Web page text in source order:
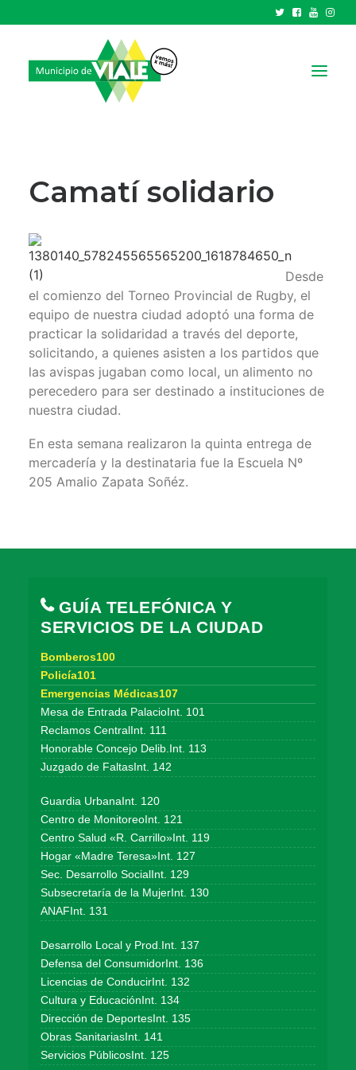
HCD
TRÁMITES Y SERVICIOS
CIUDAD
PARQUE INDUSTRIAL
RECAUDACIONES
Camatí solidario
Desde
el comienzo del Torneo Provincial de Rugby, el
equipo de nuestra ciudad adoptó una forma de
practicar la solidaridad a través del deporte,
solicitando, a quienes asisten a los partidos que
las avispas jugaban como local, un alimento no
perecedero para ser destinado a instituciones de
nuestra ciudad.
En esta semana realizaron la quinta entrega de
mercadería y la destinataria fue la Escuela Nº
205 Amalio Zapata Soñéz.
GUÍA TELEFÓNICA Y
SERVICIOS DE LA CIUDAD
Bomberos100
Policía101
Emergencias Médicas107
Mesa de Entrada PalacioInt. 101
Reclamos CentralInt. 111
Honorable Concejo Delib.Int. 113
Juzgado de FaltasInt. 142
Guardia UrbanaInt. 120
Centro de MonitoreoInt. 121
Centro Salud «R. Carrillo»Int. 119
Hogar «Madre Teresa»Int. 127
Sec. Desarrollo SocialInt. 129
Subsecretaría de la MujerInt. 130
ANAFInt. 131
Desarrollo Local y Prod.Int. 137
Defensa del ConsumidorInt. 136
Licencias de ConducirInt. 132
Cultura y EducaciónInt. 134
Dirección de DeportesInt. 135
Obras SanitariasInt. 141
Servicios PúblicosInt. 125